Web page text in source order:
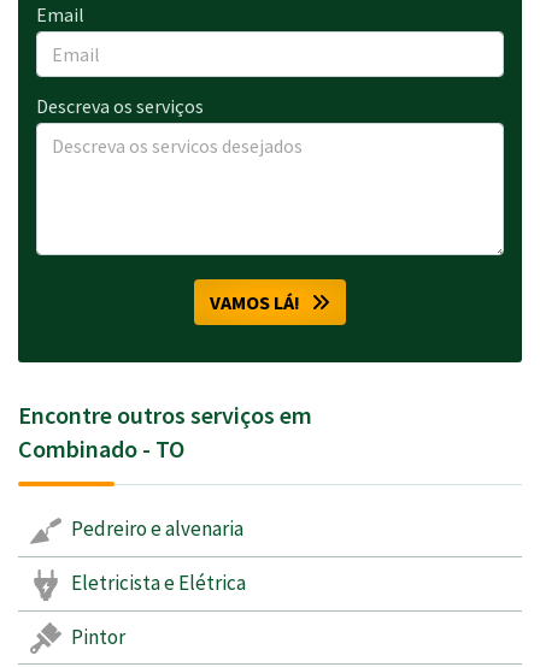
Email
Descreva os serviços
VAMOS LÁ!
Encontre outros serviços em
Combinado - TO
Pedreiro e alvenaria
Eletricista e Elétrica
Pintor